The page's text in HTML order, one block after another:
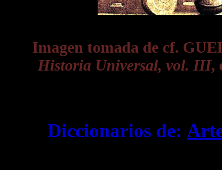
Imagen tomada de cf.
Historia Universal, vol. III,
Diccionarios de: